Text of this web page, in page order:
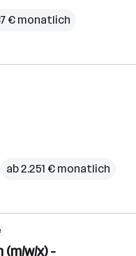
€ monatlich
ab 2.251 € monatlich
w/x) -